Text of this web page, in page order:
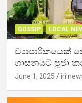
GOSSIP LOCAL
ව්‍යාපාරිකයෙක්
ශාසනයට පූජා
June 1, 2025 iri